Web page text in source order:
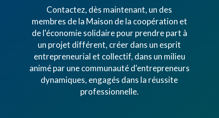
Contactez, dès maintenant, un des
membres de la Maison de la coopération et
de l'économie solidaire pour prendre part à
un projet différent, créer dans un esprit
entrepreneurial et collectif, dans un milieu
animé par une communauté d'entrepreneurs
dynamiques, engagés dans la réussite
professionnelle.